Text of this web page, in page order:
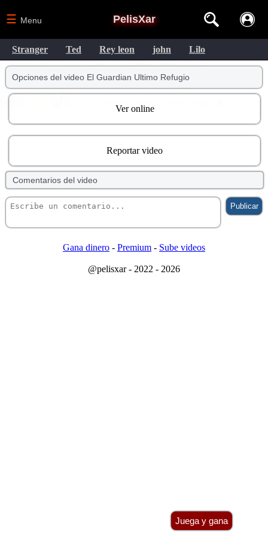
PelisXar
☰ Menu
Stranger Ted Rey leon john Lilo
Juega y gana
Opciones del video El Guardian Ultimo Refugio
Ver online
Reportar video
Comentarios del video
Gana dinero- Premium- Sube videos
@pelisxar - 2022 - 2026